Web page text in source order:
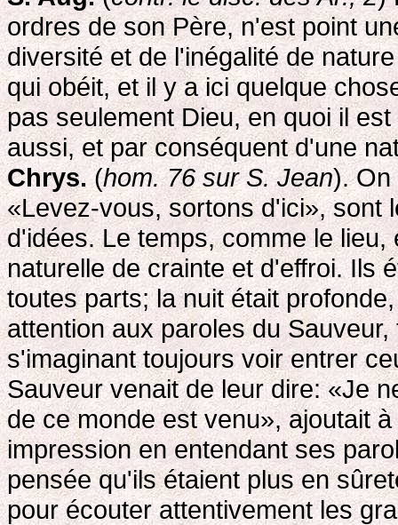
ordres de son Père, n'est point
diversité et de l'inégalité de
qui obéit, et il y a ici quelque
pas seulement Dieu, en quoi il
aussi, et par conséquent d'une
Chrys.(hom. 76 sur S. Jean). On
«Levez-vous, sortons d'ici», sont
d'idées. Le temps, comme le
naturelle de crainte et d'effroi. Ils
toutes parts; la nuit était
attention aux paroles du
s'imaginant toujours voir entrer
Sauveur venait de leur dire: «Je
de ce monde est venu», ajoutait
impression en entendant ses
pensée qu'ils étaient plus en
pour écouter attentivement les